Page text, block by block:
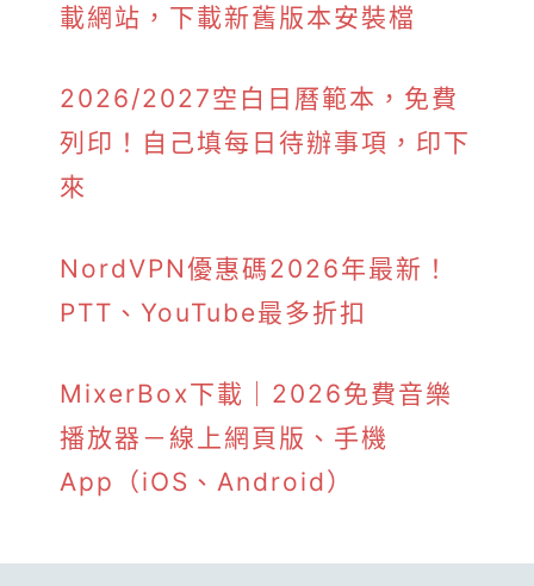
載網站，下載新舊版本安裝檔
2026/2027空白日曆範本，免費
列印！自己填每日待辦事項，印下
來
NordVPN優惠碼2026年最新！
PTT、YouTube最多折扣
MixerBox下載｜2026免費音樂
播放器－線上網頁版、手機
App（iOS、Android）